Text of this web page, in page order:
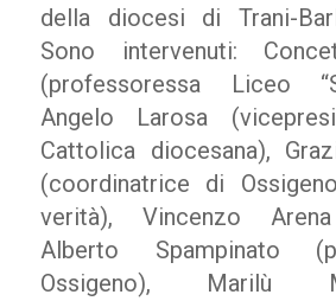
della diocesi di Trani-
Sono intervenuti:
(professoressa Liceo
Angelo Larosa
Cattolica diocesana),
(coordinatrice di
verità), Vincenzo
Alberto Spampinato
Ossigeno), Marilù